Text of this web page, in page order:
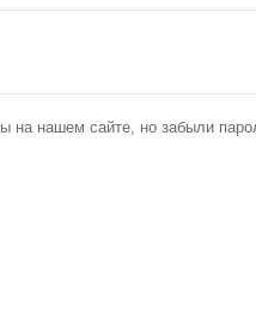
на нашем сайте, но забыли